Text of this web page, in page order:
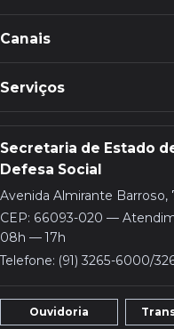
Canais
Serviços
Secretaria de Estado
Defesa Social
Avenida Almirante Barroso,
CEP: 66093-020 —
08h — 17h
Telefone: (91) 3265-6000/
Ouvidoria